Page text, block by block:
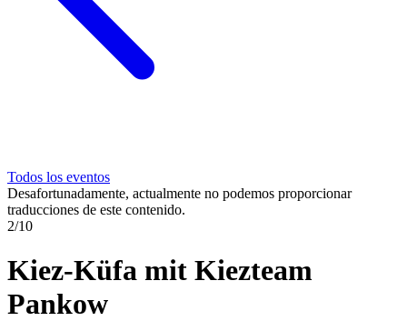
Todos los eventos
Desafortunadamente, actualmente no podemos proporcionar
traducciones de este contenido.
2/10
Kiez-Küfa mit Kiezteam
Pankow